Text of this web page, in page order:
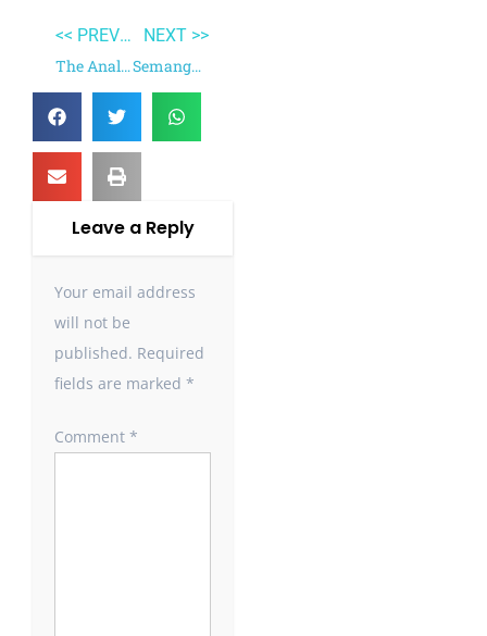
<< PREVIOUS
The Analects
NEXT >>
Semangat Untuk Selalu Belajar
Leave a Reply
Your email address
will not be
published. Required
fields are marked *
Comment *